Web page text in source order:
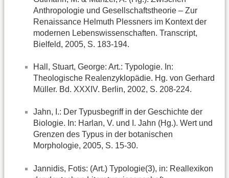
Anthropologie und Gesellschaftstheorie – Zur
Renaissance Helmuth Plessners im Kontext der
modernen Lebenswissenschaften. Transcript,
Bielfeld, 2005, S. 183-194.
Hall, Stuart, George: Art.: Typologie. In:
Theologische Realenzyklopädie. Hg. von Gerhard
Müller. Bd. XXXIV. Berlin, 2002, S. 208-224.
Jahn, I.: Der Typusbegriff in der Geschichte der
Biologie. In: Harlan, V. und I. Jahn (Hg.). Wert und
Grenzen des Typus in der botanischen
Morphologie, 2005, S. 15-30.
Jannidis, Fotis: (Art.) Typologie(3), in: Reallexikon